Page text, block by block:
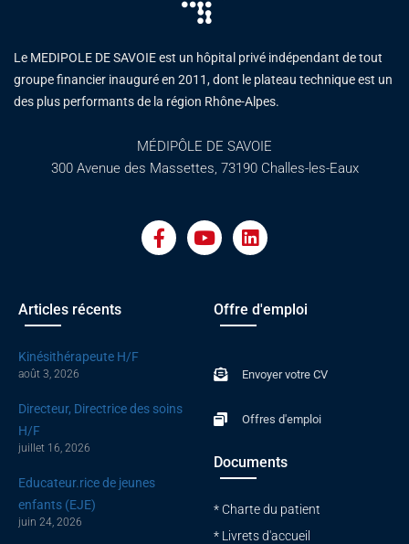
Le MEDIPOLE DE SAVOIE est un hôpital privé indépendant de tout
groupe financier inauguré en 2011, dont le plateau technique est un
des plus performants de la région Rhône-Alpes.
MÉDIPÔLE DE SAVOIE
300 Avenue des Massettes, 73190 Challes-les-Eaux
a
c
o
u
b
i
n
d
i
Articles récents
Kinésithérapeute H/F
août 3, 2026
Directeur, Directrice des soins
H/F
juillet 16, 2026
Educateur.rice de jeunes
enfants (EJE)
juin 24, 2026
Offre d'emploi
Envoyer votre CV
Offres d'emploi
Documents
* Charte du patient
* Livrets d'accueil